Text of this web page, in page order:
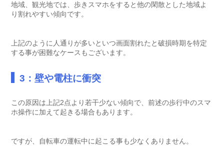
地域、観光地では、歩きスマホをすると他の閑散とした地域よ
り割れやすい傾向です。
上記のように人通りが多いといつ画面割れたと破損時期を特定
する事が困難なケースもございます。
3：壁や電柱に衝突
この原因は上記2点より若干少ない傾向で、前述の歩行中のスマ
ホ操作に加えて起きる場合もあります。
ですが、自転車の運転中に起こる事も少なくありません。